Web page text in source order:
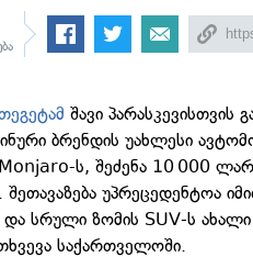
შავი პარასკევისთვის
ბრენდის უახლესი
ს, შეძენა 10 000
უპრეცედენტოა
და სრული ზომის SUV-ს
საქართველოში.